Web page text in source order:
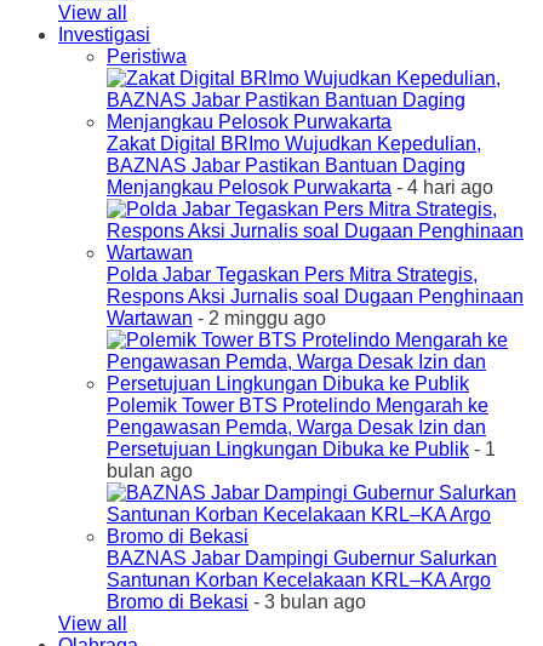
View all
Investigasi
Peristiwa
Zakat Digital BRImo Wujudkan Kepedulian,
BAZNAS Jabar Pastikan Bantuan Daging
Menjangkau Pelosok Purwakarta - 4 hari ago
Polda Jabar Tegaskan Pers Mitra Strategis,
Respons Aksi Jurnalis soal Dugaan Penghinaan
Wartawan - 2 minggu ago
Polemik Tower BTS Protelindo Mengarah ke
Pengawasan Pemda, Warga Desak Izin dan
Persetujuan Lingkungan Dibuka ke Publik - 1
bulan ago
BAZNAS Jabar Dampingi Gubernur Salurkan
Santunan Korban Kecelakaan KRL–KA Argo
Bromo di Bekasi - 3 bulan ago
View all